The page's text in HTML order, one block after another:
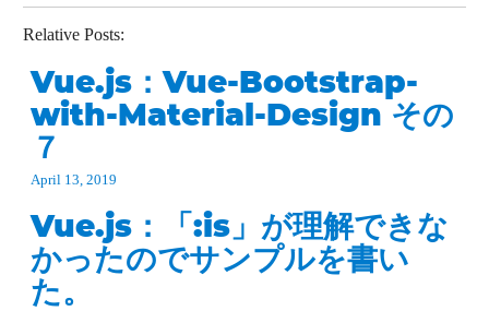
Relative Posts:
Vue.js：Vue-Bootstrap-
with-Material-Design その
７
April 13, 2019
Vue.js：「:is」が理解できな
かったのでサンプルを書い
た。